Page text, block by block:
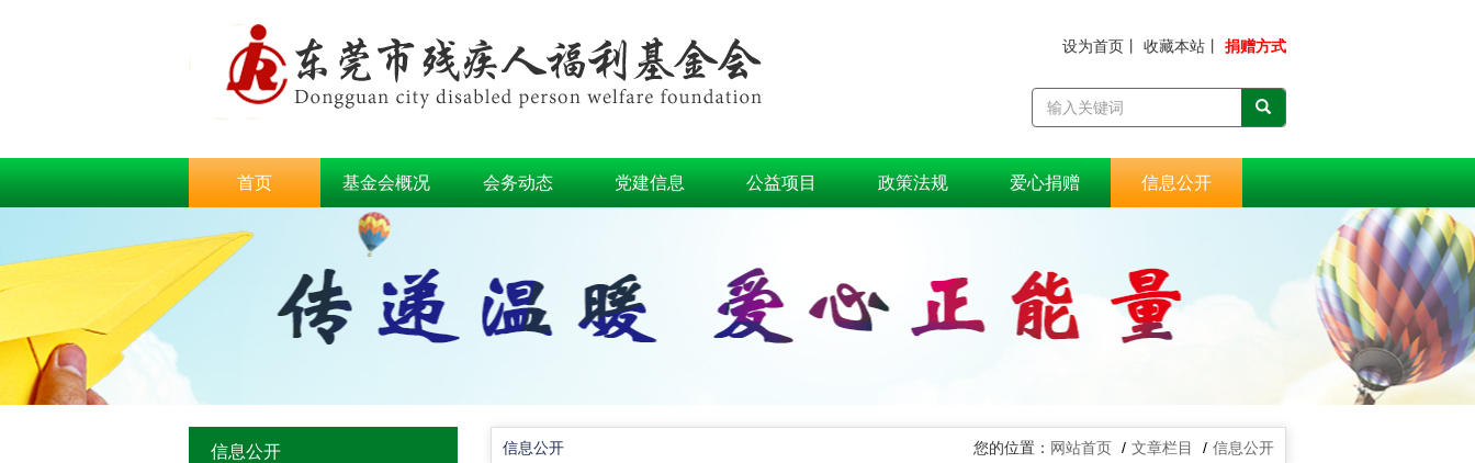
设为首页 收藏本站 捐赠方式
首页 基金会概况 会务动态 党建信息 公益项目 政策法规 爱心捐赠 信息公开
信息公开 信息公开 网站首页 文章栏目 信息公开